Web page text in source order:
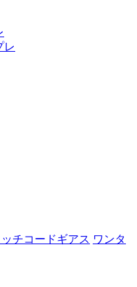
レ
チコードギアス ワンタ